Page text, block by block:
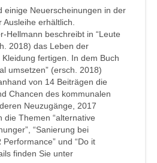
einige Neuerscheinungen in der
Ausleihe erhältlich.
Hellmann beschreibt in “Leute
2018) das Leben der
fertigen. In dem Buch
umsetzen” (ersch. 2018)
von 14 Beiträgen die
Chancen des kommunalen
Neuzugänge, 2017
die Themen “alternative
“Sanierung bei
Performance” und “Do it
finden Sie unter